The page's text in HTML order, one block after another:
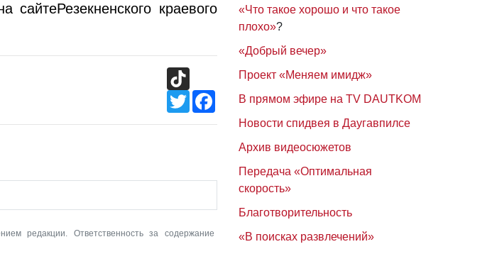
сайтеРезекненского краевого
TikTok
TwitterFacebook
редакции. Ответственность за содержание
«Что такое хорошо и что такое
плохо»?
«Добрый вечер»
Проект «Меняем имидж»
В прямом эфире на TV DAUTKOM
Новости спидвея в Даугавпилсе
Архив видеосюжетов
Передача «Оптимальная
скорость»
Благотворительность
«В поисках развлечений»